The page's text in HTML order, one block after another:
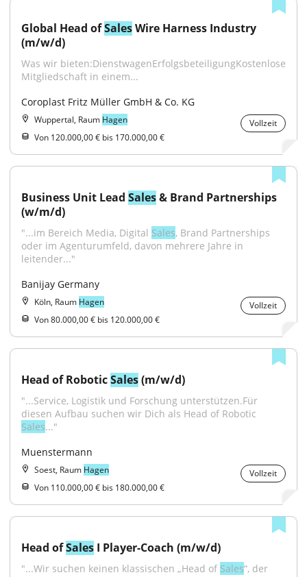
Global Head of Sales Wire Harness Industry
(m/w/d)
Was wir bieten:DienstwagenErfolgsbeteiligungKostenlose
Mitgliedschaft in einem...
Coroplast Fritz Müller GmbH & Co. KG
Wuppertal, Raum Hagen
Vollzeit
Von 120.000,00 € bis 170.000,00 €
Business Unit Lead Sales & Brand Partnerships
(w/m/d)
"...im Bereich Media, Digital Sales, Brand Partnerships
oder im Agenturumfeld, davon mehrere Jahre in
leitender..."
Banijay Germany
Köln, Raum Hagen
Vollzeit
Von 80.000,00 € bis 120.000,00 €
Head of Robotic Sales (m/w/d)
"...Service, Logistik und Forschung unterstützen.Für
Sales..."
Muenstermann
Soest, Raum Hagen
Vollzeit
Von 110.000,00 € bis 180.000,00 €
Head of Sales I Player-Coach (m/w/d)
"...Wir suchen keinen klassischen „Head of Sales“, der